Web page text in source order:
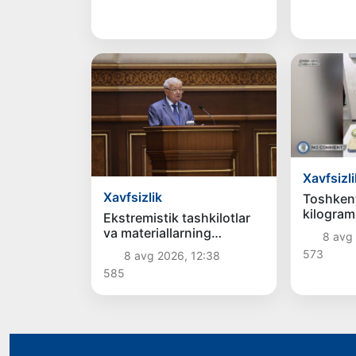
Xavfsizlik
Ekstremistik tashkilotlar
va materiallarning
elektron reyestri yuritiladi
8 avg 2026, 12:38
585
usulida
8 avg
573